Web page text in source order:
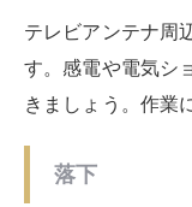
言われています。
まで錆が移るなど
意してください。
たは不燃ゴミとし